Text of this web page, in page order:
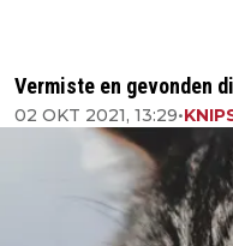
Vermiste en gevonden
02 OKT 2021, 13:29•